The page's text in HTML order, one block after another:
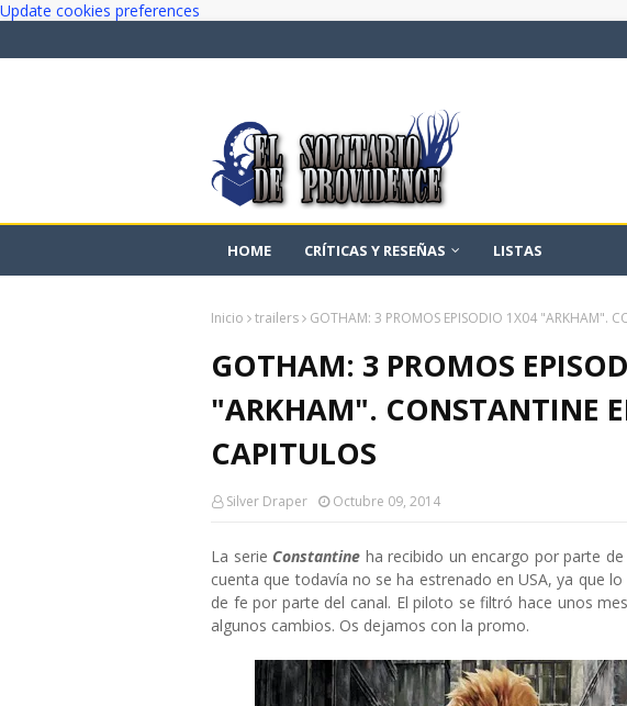
Update cookies preferences
HOME CRÍTICAS Y RESEÑAS LISTAS
Inicio trailers GOTHAM: 3 PROMOS EPISODIO 1X04 "ARKHAM".
GOTHAM: 3 PROMOS
"ARKHAM". CONSTANTINE
CAPITULOS
Silver Draper Octubre 09, 2014
La serie Constantine ha recibido un encargo por parte de
cuenta que todavía no se ha estrenado en USA, ya que
de fe por parte del canal. El piloto se filtró hace unos
algunos cambios. Os dejamos con la promo.